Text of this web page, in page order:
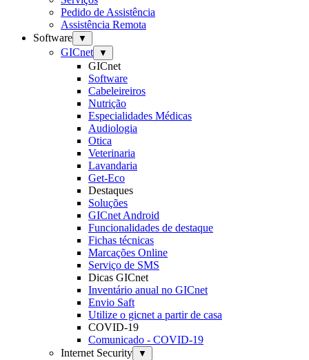
Pedido de Assistência
Assistência Remota
Software
▼
GICnet ▼
GICnet
Software
Cabeleireiros
Nutrição
Especialidades Médicas
Audiologia
Otica
Veterinaria
Lavandaria
Get-Eco
Destaques
Soluções
GICnet Android
Funcionalidades de destaque
Fichas técnicas
Marcações Online
Serviço de SMS
Dicas GICnet
Inventário anual no GICnet
Envio Saft
Utilize o gicnet a partir de casa
COVID-19
Comunicado - COVID-19
Internet Security
▼